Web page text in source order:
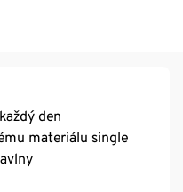
den
materiálu single